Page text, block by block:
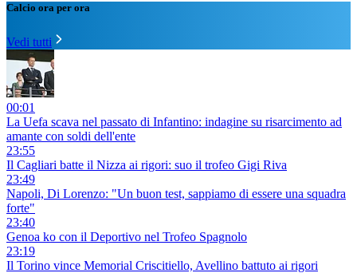
Calcio ora per ora
Vedi tutti
00:01
La Uefa scava nel passato di Infantino: indagine su risarcimento ad
amante con soldi dell'ente
23:55
Il Cagliari batte il Nizza ai rigori: suo il trofeo Gigi Riva
23:49
Napoli, Di Lorenzo: "Un buon test, sappiamo di essere una squadra
forte"
23:40
Genoa ko con il Deportivo nel Trofeo Spagnolo
23:19
Il Torino vince Memorial Criscitiello, Avellino battuto ai rigori